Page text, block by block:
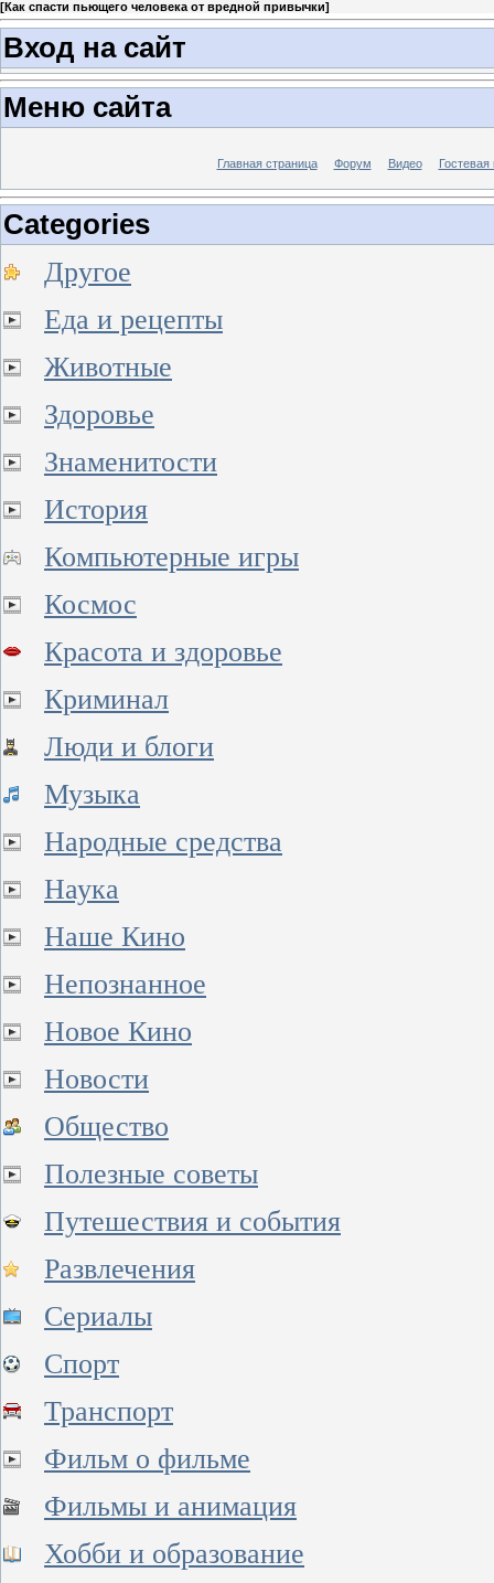
[Как спасти пьющего человека от вредной привычки]
Вход на сайт
Меню сайта
Главная страница Форум Видео Гостевая
Categories
Другое
Еда и рецепты
Животные
Здоровье
Знаменитости
История
Компьютерные игры
Космос
Красота и здоровье
Криминал
Люди и блоги
Музыка
Народные средства
Наука
Наше Кино
Непознанное
Новое Кино
Новости
Общество
Полезные советы
Путешествия и события
Развлечения
Сериалы
Спорт
Транспорт
Фильм о фильме
Фильмы и анимация
Хобби и образование